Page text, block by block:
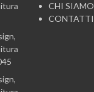
CHI SIAMO
CONTATTI